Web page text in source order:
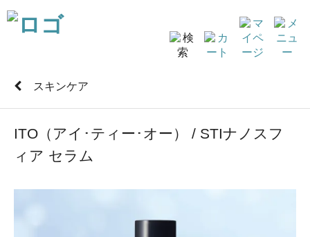
スキンケア
ITO（アイ･ティー･オー） / STIナノスフ
ィア セラム